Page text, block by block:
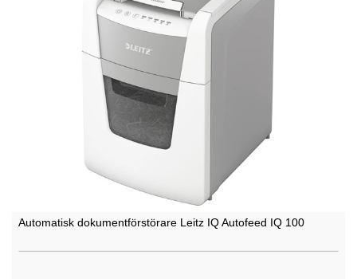
Automatisk dokumentförstörare Leitz IQ Autofeed IQ 100